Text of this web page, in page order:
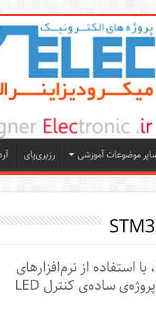
موضوعات آموزشی رزبری‌پای
آموزش کار با بورد STM32 Nucleo64، با استفاده از نرم‌افزارهای